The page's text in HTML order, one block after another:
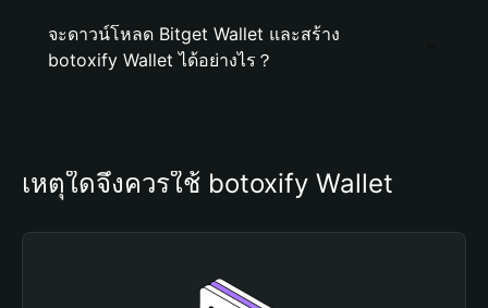
จะดาวน์โหลด Bitget Wallet และสร้าง
botoxify Wallet ได้อย่างไร？
เหตุใดจึงควรใช้ botoxify Wallet